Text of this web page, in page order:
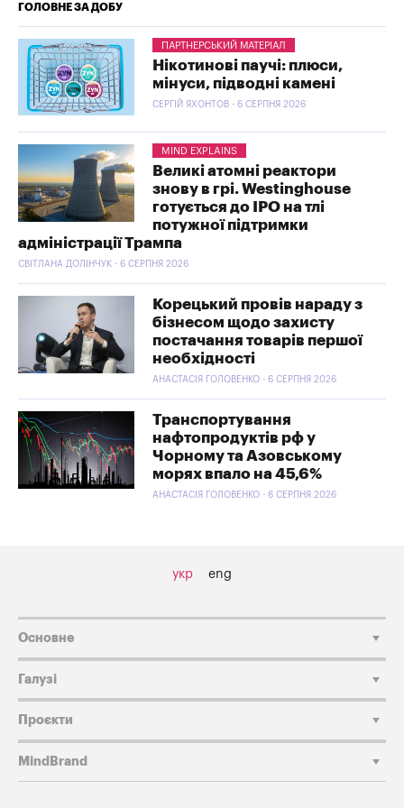
ГОЛОВНЕ ЗА ДОБУ
ПАРТНЕРСЬКИЙ МАТЕРІАЛ
Нікотинові паучі: плюси,
мінуси, підводні камені
СЕРГІЙ ЯХОНТОВ - 6 СЕРПНЯ 2026
MIND EXPLAINS
Великі атомні реактори
знову в грі. Westinghouse
готується до IPO на тлі
потужної підтримки
адміністрації Трампа
СВІТЛАНА ДОЛІНЧУК - 6 СЕРПНЯ 2026
Корецький провів нараду з
бізнесом щодо захисту
постачання товарів першої
необхідності
АНАСТАСІЯ ГОЛОВЕНКО - 6 СЕРПНЯ 2026
Транспортування
нафтопродуктів рф у
Чорному та Азовському
морях впало на 45,6%
АНАСТАСІЯ ГОЛОВЕНКО - 6 СЕРПНЯ 2026
укр eng
Основне
Галузі
Проєкти
MindBrand